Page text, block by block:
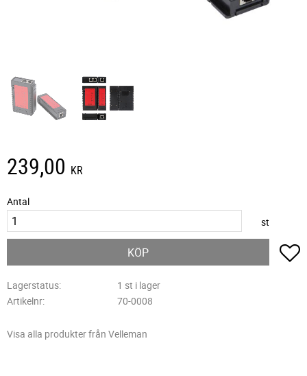
239,00 KR
Antal
st
KÖP
Lagerstatus
1 st i lager
Artikelnr
70-0008
Visa alla produkter från Velleman